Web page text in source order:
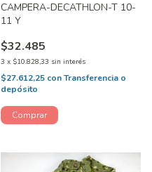
CAMPERA-DECATHLON-T 10-
11 Y
$32.485
3 x $10.828,33 sin interés
$27.612,25 conTransferencia o
depósito